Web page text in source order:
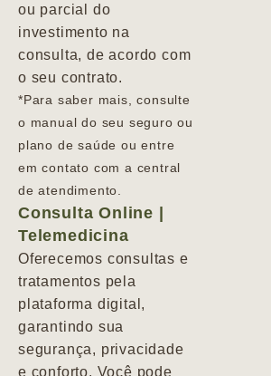
ou parcial do
investimento na
consulta, de acordo com
o seu contrato.
*Para saber mais, consulte
o manual do seu seguro ou
plano de saúde ou entre
em contato com a central
de atendimento.
Consulta Online |
Telemedicina
Oferecemos consultas e
tratamentos pela
plataforma digital,
garantindo sua
segurança, privacidade
e conforto. Você pode